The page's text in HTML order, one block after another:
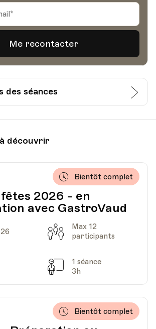
des séances
33
Heure
19.00
33
découvrir
2026 - en
avec GastroVaud
Bientôt complet
Capacité
Max 12
participants
Séances
1 séance
3h
Bientôt complet